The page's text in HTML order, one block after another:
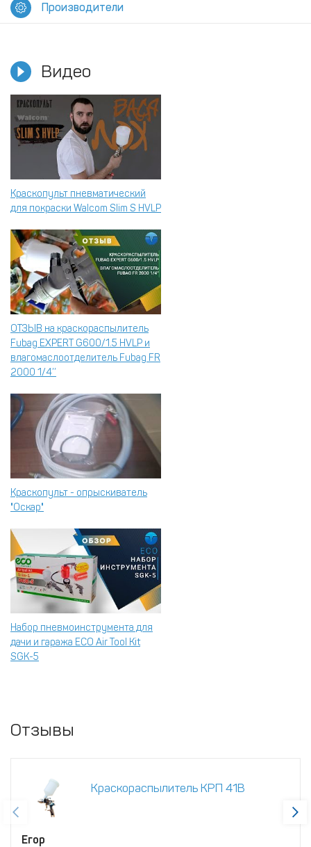
Производители
Видео
Краскопульт пневматический
для покраски Walcom Slim S HVLP
ОТЗЫВ на краскораспылитель
Fubag EXPERT G600/1.5 HVLP и
влагомаслоотделитель Fubag FR
2000 1/4’’
Краскопульт - опрыскиватель
"Оскар"
Набор пневмоинструмента для
дачи и гаража ECO Air Tool Kit
SGK-5
Отзывы
Краскораспылитель КРП 41В
Егор